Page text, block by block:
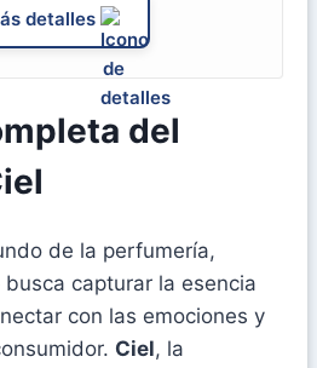
detalles
del
de la perfumería,
capturar la esencia
con las emociones y
Ciel, la